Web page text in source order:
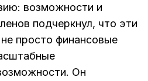
возможности и
подчеркнул, что эти
просто финансовые
Он